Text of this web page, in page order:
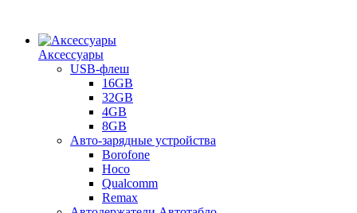
Аксессуары
USB-флеш
16GB
32GB
4GB
8GB
Авто-зарядные устройства
Borofone
Hoco
Qualcomm
Remax